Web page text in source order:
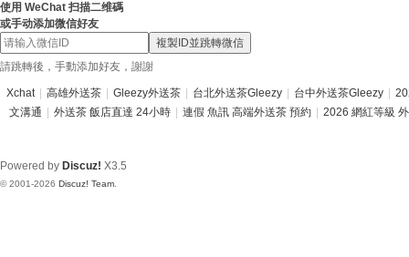
使用 WeChat 扫描二维碼
或手动添加微信好友
複製ID並跳轉微信
請跳轉後，手動添加好友，謝謝
Xchat 高雄外送茶 Gleezy外送茶 台北外送茶Gleezy 台中外送茶Gleezy
文溝通
外送茶 飯店直達 24小時 連假 魚訊 高端外送茶 預約 2026 網紅等級
Powered by Discuz! X3.5
© 2001-2026 Discuz! Team